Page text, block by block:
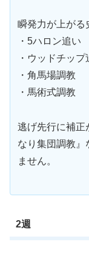
瞬発力が上がる
・5ハロン追い
・ウッドチップ
・角馬場調教
・馬術式調教
逃げ先行に補正
なり集団調教』
ません。
2週